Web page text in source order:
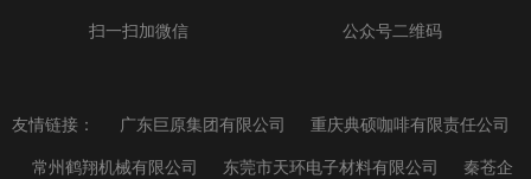
扫一扫加微信 公众号二维码
友情链接： 广东巨原集团有限公司 重庆典硕咖啡有限责任公司
常州鹤翔机械有限公司 东莞市天环电子材料有限公司 秦苍企